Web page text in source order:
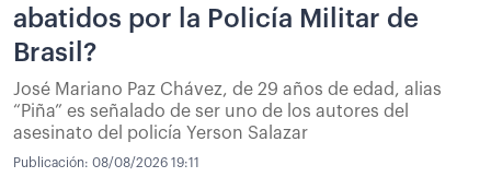
abatidos por la Policía Militar de
Brasil?
José Mariano Paz Chávez, de 29 años de edad, alias
“Piña” es señalado de ser uno de los autores del
asesinato del policía Yerson Salazar
Publicación: 08/08/2026 19:11